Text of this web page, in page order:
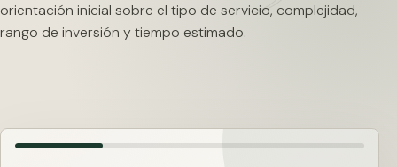
orientación inicial sobre el tipo de servicio, complejidad,
rango de inversión y tiempo estimado.